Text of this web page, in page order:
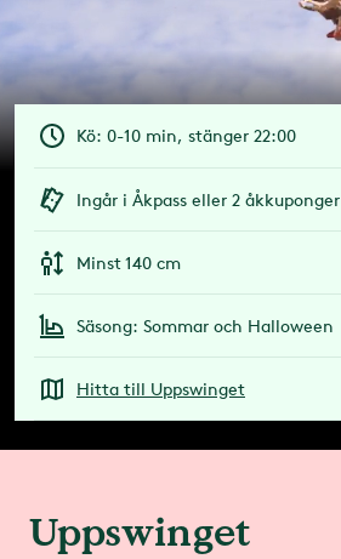
Kö: 0-10 min, stänger 22:00
Ingår i Åkpass eller 2 åkkuponger
Minst 140 cm
Säsong: Sommar och Halloween
Hitta till Uppswinget
Uppswinget